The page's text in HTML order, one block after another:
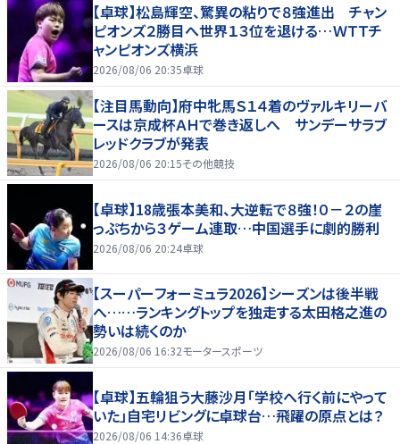
【卓球】松島輝空、驚異の粘りで８強進出 チャン
ピオンズ２勝目へ世界１３位を退ける…ＷＴＴチ
ャンピオンズ横浜
2026/08/06 20:35卓球
【注目馬動向】府中牝馬Ｓ１４着のヴァルキリーバ
ースは京成杯ＡＨで巻き返しへ サンデーサラブ
レッドクラブが発表
2026/08/06 20:15その他競技
【卓球】18歳張本美和、大逆転で８強！０－２の崖
っぷちから３ゲーム連取…中国選手に劇的勝利
2026/08/06 20:24卓球
【スーパーフォーミュラ2026】シーズンは後半戦
へ……ランキングトップを独走する太田格之進の
勢いは続くのか
2026/08/06 16:32モータースポーツ
【卓球】五輪狙う大藤沙月「学校へ行く前にやって
いた」自宅リビングに卓球台…飛躍の原点とは？
2026/08/06 14:36卓球